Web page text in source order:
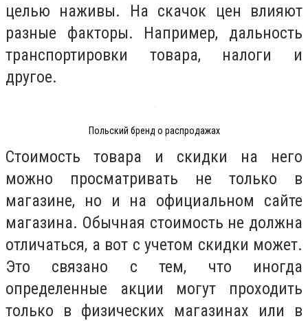
целью наживы. На скачок цен влияют
разные факторы. Например, дальность
транспортировки товара, налоги и
другое.
Польский бренд о распродажах
Стоимость товара и скидки на него
можно просматривать не только в
магазине, но и на официальном сайте
магазина. Обычная стоимость не должна
отличаться, а вот с учетом скидки может.
Это связано с тем, что иногда
определенные акции могут проходить
только в физических магазинах или в